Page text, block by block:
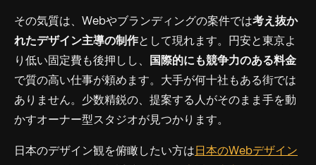
その気質は、Webやブランディングの案件では考え抜か
れたデザイン主導の制作として現れます。円安と東京よ
り低い固定費も後押しし、
国際的にも競争力のある料金
で質の高い仕事が頼めます。大手が何十社もある街では
ありません。少数精鋭の、提案する人がそのまま手を動
かすオーナー型スタジオが見つかります。
日本のデザイン観を俯瞰したい方は 日本のWebデザイン